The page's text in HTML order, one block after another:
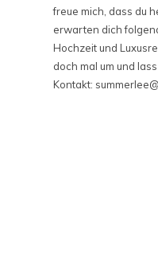
freue mich, dass du
erwarten dich
Hochzeit und
doch mal um und
Kontakt: